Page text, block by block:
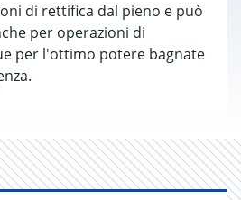
di rettifica dal pieno e può
per operazioni di
per l'ottimo potere bagnate